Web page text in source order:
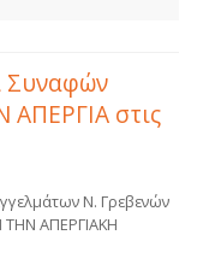
Συναφών
στις
Ν. Γρεβενών
ΤΗΝ ΑΠΕΡΓΙΑΚΗ